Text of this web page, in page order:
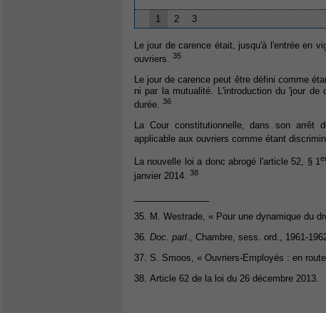
1 2 3
Le jour de carence était, jusqu'à l'entrée en
ouvriers. 35
Le jour de carence peut être défini comme
ni par la mutualité. L'introduction du 'jour de
durée. 36
La Cour constitutionnelle, dans son arrêt
applicable aux ouvriers comme étant
La nouvelle loi a donc abrogé l'article 52, § 1
janvier 2014. 38
35. M. Westrade, « Pour une dynamique du
36. Doc. parl., Chambre, sess. ord., 1961-
37. S. Smoos, « Ouvriers-Employés : en
38. Article 62 de la loi du 26 décembre 2013.